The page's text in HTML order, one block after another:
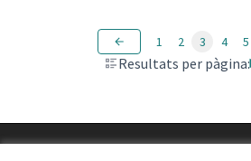
Resultats per pàgina:
1 2 3 4 5